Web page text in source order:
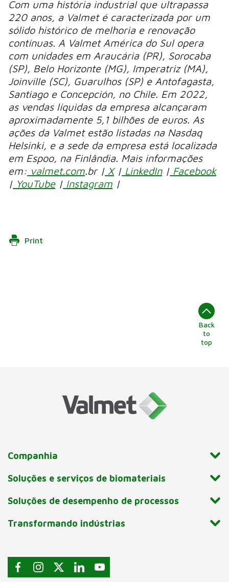
Com uma história industrial que ultrapassa
220 anos, a Valmet é caracterizada por um
sólido histórico de melhoria e renovação
contínuas. A Valmet América do Sul opera
com unidades em Araucária (PR), Sorocaba
(SP), Belo Horizonte (MG), Imperatriz (MA),
Joinville (SC), Guarulhos (SP) e Antofagasta,
Santiago e Concepción, no Chile. Em 2022,
as vendas líquidas da empresa alcançaram
aproximadamente 5,1 bilhões de euros. As
ações da Valmet estão listadas na Nasdaq
Helsinki, e a sede da empresa está localizada
em Espoo, na Finlândia. Mais informações
em: valmet.com.br | X| LinkedIn| Facebook
| YouTube| Instagram |
Print
Back
to
top
Companhia
Soluções e serviços de biomateriais
Soluções de desempenho de processos
Transformando indústrias